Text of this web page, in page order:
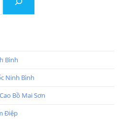
Bình
Ninh Bình
Bồ Mai Sơn
Điệp